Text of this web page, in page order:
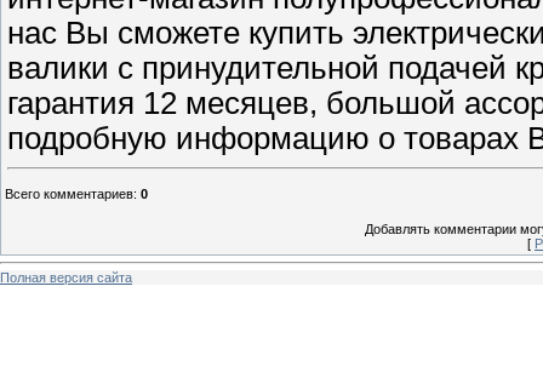
нас Вы сможете купить
валики с принудительной подачей
гарантия 12 месяцев, большой
подробную информацию о товарах
Всего комментариев: 0
Добавлять комментарии
[
Полная версия сайта